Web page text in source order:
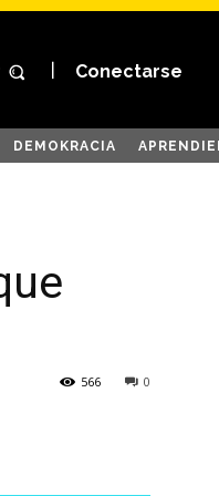
Conectarse
DEMOKRACIA
0
566